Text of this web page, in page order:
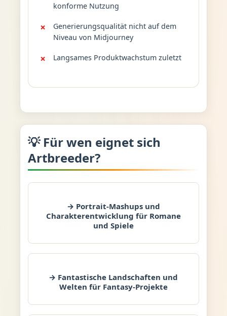
konforme Nutzung
Generierungsqualität nicht auf dem
Niveau von Midjourney
Langsames Produktwachstum zuletzt
💡 Für wen eignet sich
Artbreeder?
→ Portrait-Mashups und
Charakterentwicklung für Romane
und Spiele
→ Fantastische Landschaften und
Welten für Fantasy-Projekte